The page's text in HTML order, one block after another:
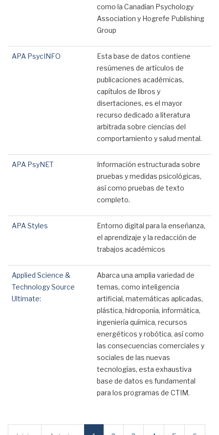
como la Canadian Psychology
Association y Hogrefe Publishing
Group
APA PsycINFO
Esta base de datos contiene
resúmenes de artículos de
publicaciones académicas,
capítulos de libros y
disertaciones, es el mayor
recurso dedicado a literatura
arbitrada sobre ciencias del
comportamiento y salud mental.
APA PsyNET
Información estructurada sobre
pruebas y medidas psicológicas,
así como pruebas de texto
completo.
APA Styles
Entorno digital para la enseñanza,
el aprendizaje y la redacción de
trabajos académicos
Applied Science &
Technology Source
Ultimate:
Abarca una amplia variedad de
temas, como inteligencia
artificial, matemáticas aplicadas,
plástica, hidroponía, informática,
ingeniería química, recursos
energéticos y robótica, así como
las consecuencias comerciales y
sociales de las nuevas
tecnologías, esta exhaustiva
base de datos es fundamental
para los programas de CTIM.